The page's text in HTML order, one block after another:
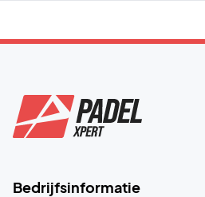
Bedrijfsinformatie